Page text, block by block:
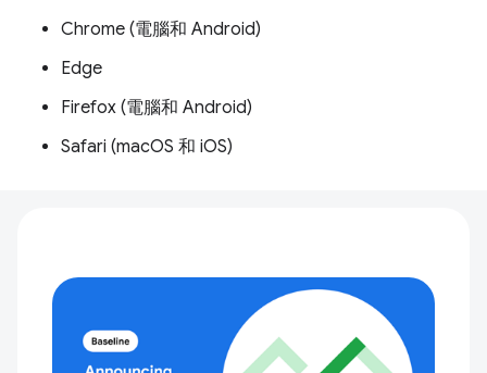
Chrome (電腦和 Android)
Edge
Firefox (電腦和 Android)
Safari (macOS 和 iOS)